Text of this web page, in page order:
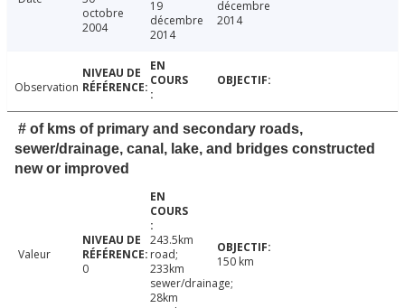
octobre
2004
19
décembre
2014
décembre
2014
Observation
# of kms of primary and secondary roads,
sewer/drainage, canal, lake, and bridges constructed
new or improved
Valeur
0
243.5km
road;
233km
sewer/drainage;
28km
150 km